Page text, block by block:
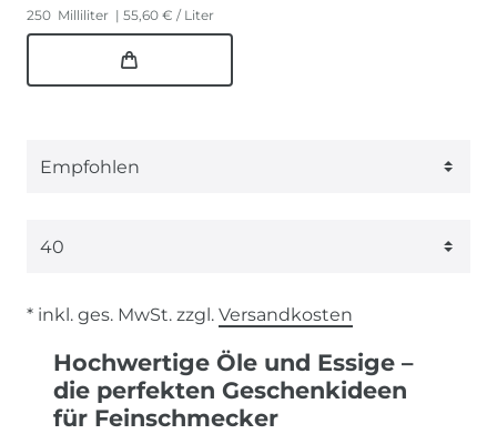
250 Milliliter | 55,60 € / Liter
* inkl. ges. MwSt. zzgl. Versandkosten
Hochwertige Öle und Essige –
die perfekten Geschenkideen
für Feinschmecker